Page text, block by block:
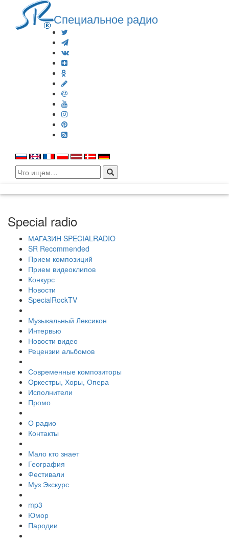
Специальное радио
Search
for:
Special radio
МАГАЗИН SPECIALRADIO
SR Recommended
Прием композиций
Прием видеоклипов
Конкурс
Новости
SpecialRockTV
Музыкальный Лексикон
Интервью
Новости видео
Рецензии альбомов
Современные композиторы
Оркестры, Хоры, Опера
Исполнители
Промо
О радио
Контакты
Мало кто знает
География
Фестивали
Муз Экскурс
mp3
Юмор
Пародии